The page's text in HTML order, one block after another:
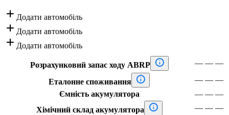
 Додати автомобіль
 Додати автомобіль
 Додати автомобіль
Розрахунковий запас ходу ABRP  — — —
Еталонне споживання  — — —
Ємність акумулятора
— — —
Хімічний склад акумулятора
 — — —